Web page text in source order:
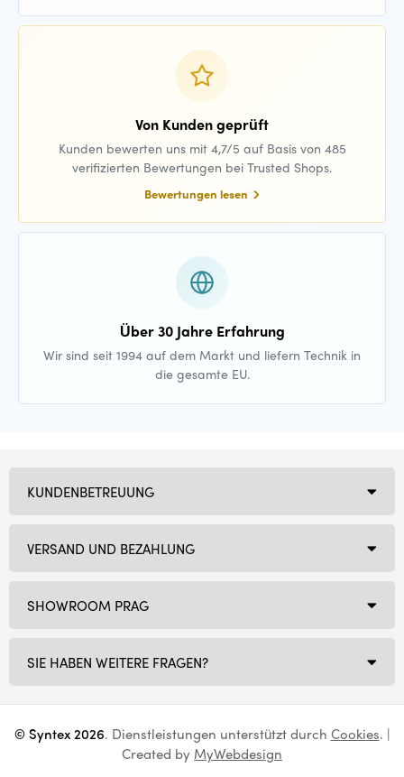
Von Kunden geprüft
Kunden bewerten uns mit 4,7/5 auf Basis von 485
verifizierten Bewertungen bei Trusted Shops.
Bewertungen lesen
Über 30 Jahre Erfahrung
Wir sind seit 1994 auf dem Markt und liefern Technik in
die gesamte EU.
SHOWROOM PRAG
SIE HABEN WEITERE FRAGEN?
KUNDENBETREUUNG
VERSAND UND BEZAHLUNG
© Syntex 2026. Dienstleistungen unterstützt durch Cookies. |
Created by MyWebdesign